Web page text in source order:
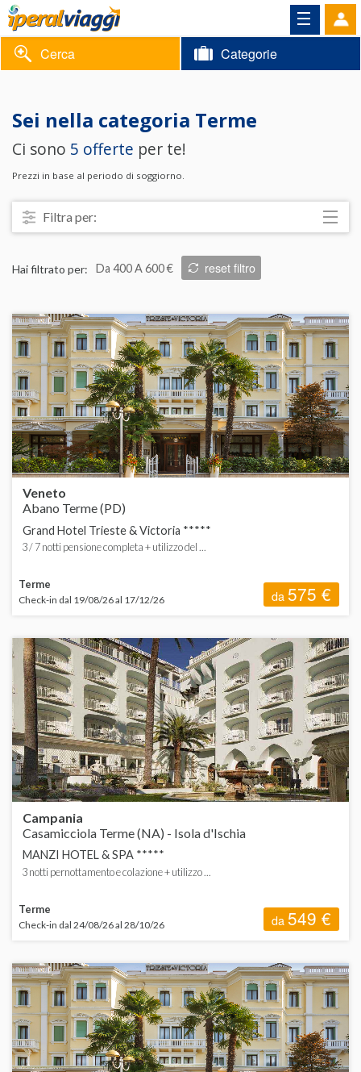
Volantino
Area
riservata
Informazioni
Contatti
Cerca Categorie
Sei nella categoria Terme
Ci sono 5 offerte per te!
Prezzi in base al periodo di soggiorno.
Filtra per:
Prezzo
Trattamento
Struttura
ORDINA
Hai filtrato per: Da 400 A 600 € reset filtro
Veneto
Abano Terme (PD)
Grand Hotel Trieste & Victoria *****
3 / 7 notti pensione completa + utilizzo del ...
Terme
Check-in dal 19/08/26 al 17/12/26 da575 €
Campania
Casamicciola Terme (NA) - Isola d'Ischia
MANZI HOTEL & SPA *****
3 notti pernottamento e colazione + utilizzo ...
Terme
Check-in dal 24/08/26 al 28/10/26 da549 €